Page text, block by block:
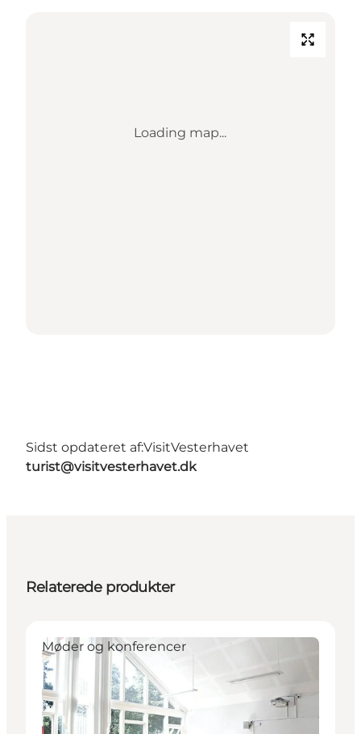
Loading map...
Sidst opdateret af:VisitVesterhavet
turist@visitvesterhavet.dk
Relaterede produkter
Møder og konferencer